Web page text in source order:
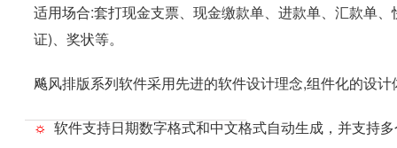
适用场合:套打现金支票、现金缴款单、进款单、汇款单
证)、奖状等。
飚风排版系列软件采用先进的软件设计理念,组件化的设
☼软件支持日期数字格式和中文格式自动生成，并支持